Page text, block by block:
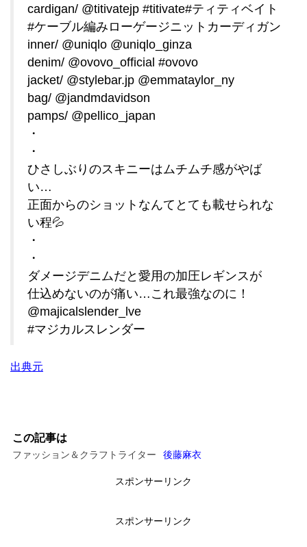
cardigan/ @titivatejp #titivate#ティティベイト
#ケーブル編みローゲージニットカーディガン
inner/ @uniqlo @uniqlo_ginza
denim/ @ovovo_official #ovovo
jacket/ @stylebar.jp @emmataylor_ny
bag/ @jandmdavidson
pamps/ @pellico_japan
・
・
ひさしぶりのスキニーはムチムチ感がやば
い…
正面からのショットなんてとても載せられな
い程💦
・
・
ダメージデニムだと愛用の加圧レギンスが
仕込めないのが痛い…これ最強なのに！
@majicalslender_lve
#マジカルスレンダー
出典元
この記事は
ファッション＆クラフトライター 後藤麻衣
スポンサーリンク
スポンサーリンク